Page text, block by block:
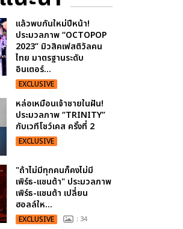
แล้วพบกันใหม่ปีหน้า!
ประมวลภาพ “OCTOPOP
2023” มิวสิคเฟสติวัลคน
ไทย มาตรฐานระดับ
อินเตอร์...
EXCLUSIVE
หล่อเหมือนเจ้าชายในฝัน!
ประมวลภาพ “TRINITY”
กับเวทีโชว์เคส ครั้งที่ 2
EXCLUSIVE
"ถ้าไม่มีทุกคนก็คงไม่มี
เพิร์ธ-แซนต้า" ประมวลภาพ
เพิร์ธ-แซนต้า เปลี่ยน
ฮอลล์ให...
EXCLUSIVE : 34